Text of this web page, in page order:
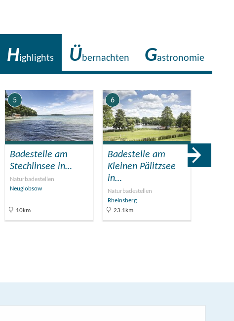
Highlights Übernachten Gastronomie
5
Badestelle am
Stechlinsee in…
Naturbadestellen
Neuglobsow
10km
6
Badestelle am
Kleinen Pälitzsee
in…
Naturbadestellen
Rheinsberg
23.1km